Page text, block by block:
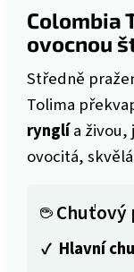
Colombia
ovocnou
Středně
Tolima
rynglía živou,
ovocitá,
☕
✓ Hlavní